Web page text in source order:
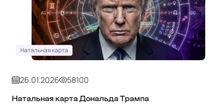
Натальная карта
26.01.2026 58100
Натальная карта Дональда Трампа